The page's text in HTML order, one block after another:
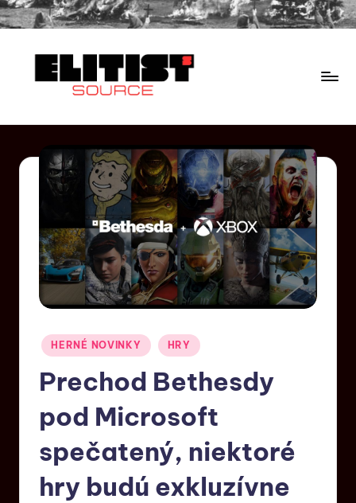
HERNÉ NOVINKY HRY
Prechod Bethesdy
pod Microsoft
spečatený, niektoré
hry budú exkluzívne